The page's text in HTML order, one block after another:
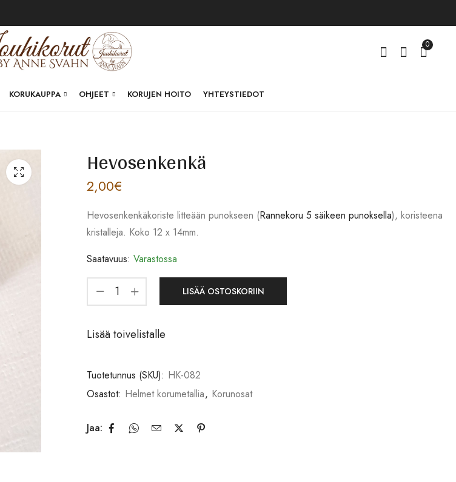
0
KORUKAUPPA OHJEET KORUJEN HOITO YHTEYSTIEDOT
Hevosenkenkä
2,00€
Hevosenkenkäkoriste litteään punokseen (Rannekoru 5 säikeen punoksella), koristeena
kristalleja. Koko 12 x 14mm.
Saatavuus: Varastossa
LISÄÄ OSTOSKORIIN
Lisää toivelistalle
Tuotetunnus (SKU): HK-082
Osastot: Helmet korumetallia, Korunosat
Jaa: